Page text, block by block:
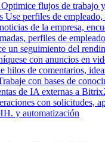
Optimice flujos de trabajo
Use perfiles de
de la empresa,
perfiles de
un seguimiento del
con anuncios en
hilos de comentarios,
con bases de
de IA externas a
con solicitudes,
y automatización